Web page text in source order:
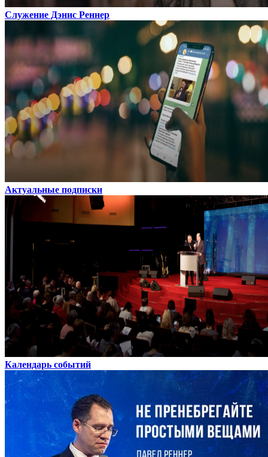
Служение Дэнис Реннер
Актуальные подписки
Календарь событий